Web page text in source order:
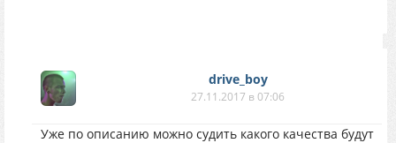
drive_boy
27.11.2017 в 07:06
Уже по описанию можно судить какого качества будут